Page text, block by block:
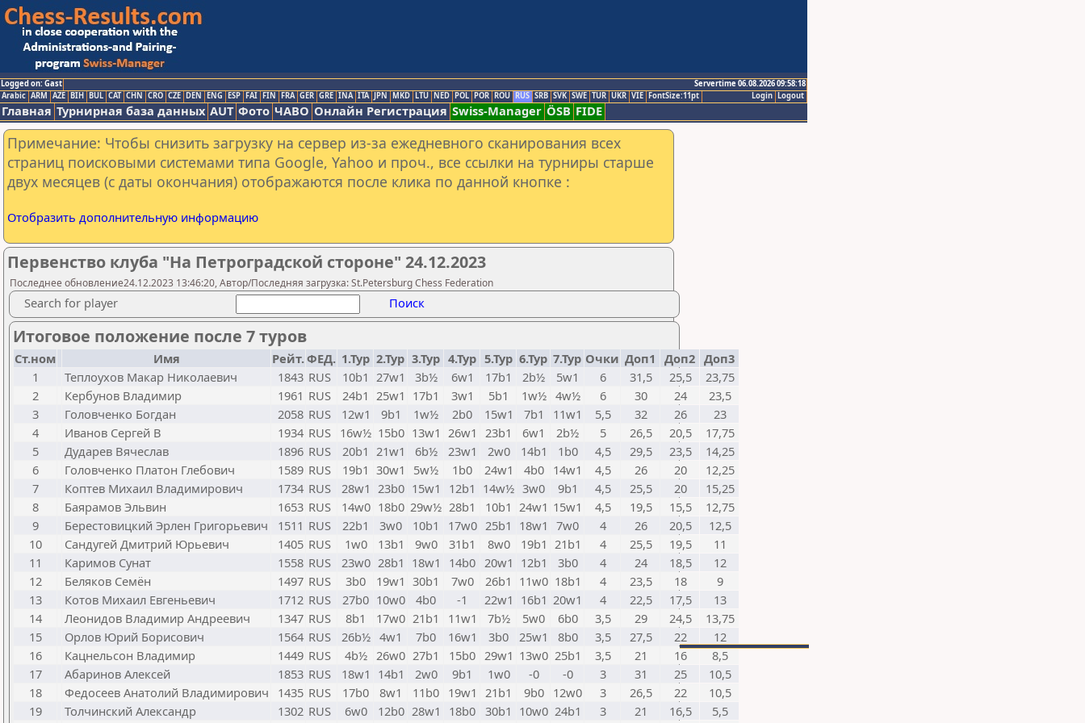
Logged on: Gast
Servertime 06.08.2026 09:58:18
Logout
Login
Arabic ARM AZE BIH BUL CAT CHN CRO CZE DEN ENG ESP FAI FIN FRA GER GRE INA ITA JPN MKD LTU NED POL POR ROU RUS SRB SVK SWE TUR UKR VIE FontSize:11pt
Главная Турнирная база данных AUT Фото ЧАВО Онлайн Регистрация Swiss-Manager ÖSB FIDE
Примечание: Чтобы снизить загрузку на сервер из-за ежедневного сканирования всех
страниц поисковыми системами типа Google, Yahoo и проч., все ссылки на турниры старше
двух месяцев (с даты окончания) отображаются после клика по данной кнопке :
Отобразить дополнительную информацию
Первенство клуба "На Петроградской стороне" 24.12.2023
Последнее обновление24.12.2023 13:46:20, Автор/Последняя загрузка: St.Petersburg Chess Federation
Search for player Поиск
Итоговое положение после 7 туров
Ст.ном Имя Рейт.ФЕД. 1.Тур 2.Тур 3.Тур 4.Тур 5.Тур 6.Тур 7.Тур Очки Доп1 Доп2 Доп3
1
Теплоухов Макар Николаевич 1843 RUS 10b1 27w1 3b½ 6w1 17b1 2b½ 5w1 6 31,5 25,5
23,75
2
Кербунов Владимир 1961 RUS 24b1 25w1 17b1 3w1 5b1 1w½ 4w½ 6 30 24
23,5
3
Головченко Богдан 2058 RUS 12w1 9b1 1w½ 2b0 15w1 7b1 11w1 5,5 32 26
23
4
Иванов Сергей В 1934 RUS 16w½ 15b0 13w1 26w1 23b1 6w1 2b½ 5 26,5 20,5
17,75
5
Дударев Вячеслав 1896 RUS 20b1 21w1 6b½ 23w1 2w0 14b1 1b0 4,5 29,5 23,5
14,25
6
Головченко Платон Глебович 1589 RUS 19b1 30w1 5w½ 1b0 24w1 4b0 14w1 4,5 26 20
12,25
7
Коптев Михаил Владимирович 1734 RUS 28w1 23b0 15w1 12b1 14w½ 3w0 9b1 4,5 25,5 20
15,25
8
Баярамов Эльвин 1653 RUS 14w0 18b0 29w½ 28b1 10b1 24w1 15w1 4,5 19,5 15,5
12,75
9
Берестовицкий Эрлен Григорьевич 1511 RUS 22b1 3w0 10b1 17w0 25b1 18w1 7w0 4 26 20,5
12,5
10
Сандугей Дмитрий Юрьевич 1405 RUS 1w0 13b1 9w0 31b1 8w0 19b1 21b1 4 25,5 19,5
11
11
Каримов Сунат 1558 RUS 23w0 28b1 18w1 14b0 20w1 12b1 3b0 4 24 18,5
12
12
Беляков Семён 1497 RUS 3b0 19w1 30b1 7w0 26b1 11w0 18b1 4 23,5 18
9
13
Котов Михаил Евгеньевич 1712 RUS 27b0 10w0 4b0 -1 22w1 16b1 20w1 4 22,5 17,5
13
14
Леонидов Владимир Андреевич 1347 RUS 8b1 17w0 21b1 11w1 7b½ 5w0 6b0 3,5 29 24,5
13,75
15
Орлов Юрий Борисович 1564 RUS 26b½ 4w1 7b0 16w1 3b0 25w1 8b0 3,5 27,5 22
12
16
Кацнельсон Владимир 1449 RUS 4b½ 26w0 27b1 15b0 29w1 13w0 25b1 3,5 21 16
8,5
17
Абаринов Алексей 1853 RUS 18w1 14b1 2w0 9b1 1w0 -0 -0 3 31 25
10,5
18
Федосеев Анатолий Владимирович 1435 RUS 17b0 8w1 11b0 19w1 21b1 9b0 12w0 3 26,5 22
10,5
19
Толчинский Александр 1302 RUS 6w0 12b0 28w1 18b0 30b1 10w0 24b1 3 21 16,5
5,5